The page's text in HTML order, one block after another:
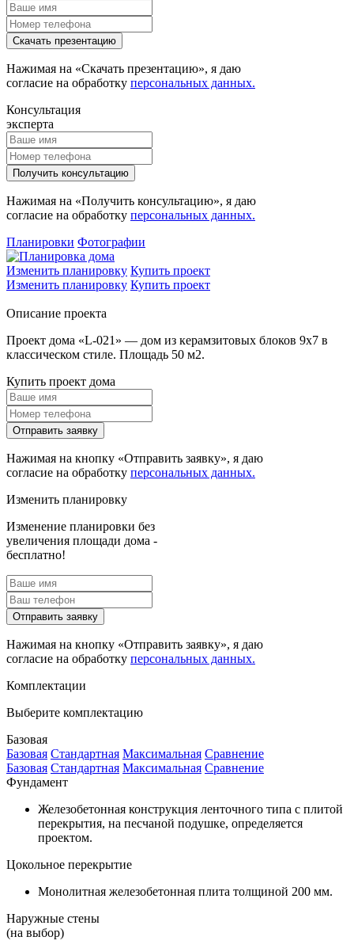
Скачать презентацию
Нажимая на «Скачать презентацию», я даю
согласие на обработку персональных данных.
Консультация
эксперта
Получить консультацию
Нажимая на «Получить консультацию», я даю
согласие на обработку персональных данных.
Планировки Фотографии
Изменить планировку Купить проект
Изменить планировку Купить проект
Описание проекта
Проект дома «L-021» — дом из керамзитовых блоков 9х7 в
классическом стиле. Площадь 50 м2.
Купить проект дома
Отправить заявку
Нажимая на кнопку «Отправить заявку», я даю
согласие на обработку персональных данных.
Изменить планировку
Изменение планировки без
увеличения площади дома -
бесплатно!
Отправить заявку
Нажимая на кнопку «Отправить заявку», я даю
согласие на обработку персональных данных.
Комплектации
Выберите комплектацию
Базовая
Базовая Стандартная Максимальная Сравнение
Базовая Стандартная Максимальная Сравнение
Фундамент
Железобетонная конструкция ленточного типа с плитой
перекрытия, на песчаной подушке, определяется
проектом.
Цокольное перекрытие
Монолитная железобетонная плита толщиной 200 мм.
Наружные стены
(на выбор)